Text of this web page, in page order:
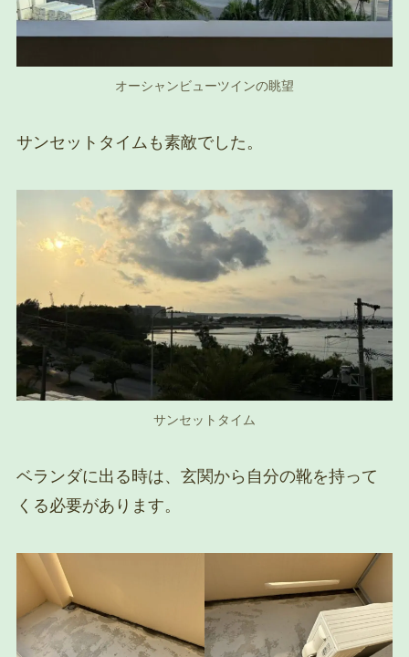
オーシャンビューツインの眺望
サンセットタイムも素敵でした。
サンセットタイム
ベランダに出る時は、玄関から自分の靴を持って
くる必要があります。